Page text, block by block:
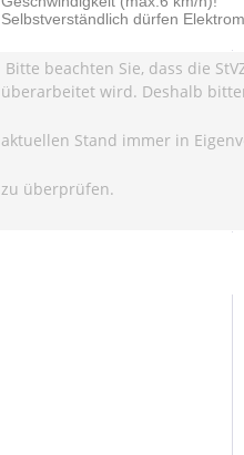
Selbstverständlich dürfen
Bitte beachten Sie, dass die
überarbeitet wird. Deshalb
aktuellen Stand immer in
zu überprüfen.